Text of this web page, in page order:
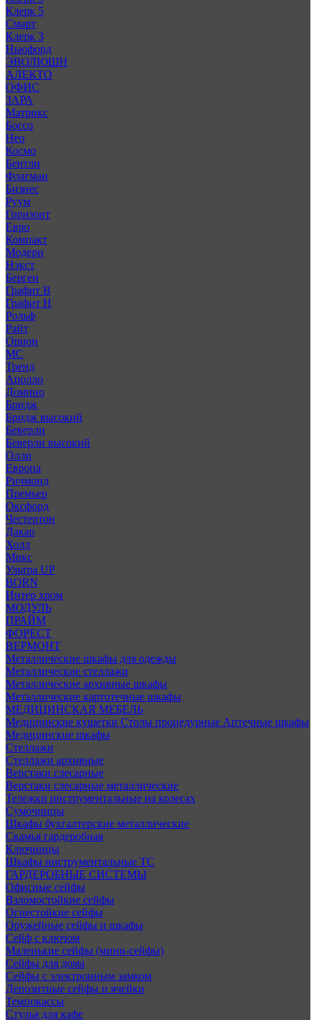
Клерк 5
Смарт
Клерк 3
Ньюфорд
ЭВОЛЮШН
АЛЕКТО
ОФИС
ЗАРА
Матрикс
Боссо
Нео
Космо
Бентли
Флагман
Бизнес
Руум
Горизонт
Евро
Компакт
Модерн
Нэкст
Берген
Графит В
Графит Н
Рольф
Райт
Орион
МС
Тренд
Аполло
Домино
Бридж
Бридж высокий
Беверли
Беверли высокий
Олли
Европа
Ричмонд
Премьер
Оксфорд
Честертон
Дакар
Холл
Микс
Ультра UP
BORN
Интер хром
МОДУЛЬ
ПРАЙМ
ФОРЕСТ
ВЕРМОНТ
Металлические шкафы для одежды
Металлические стеллажи
Металлические архивные шкафы
Металлические картотечные шкафы
МЕДИЦИНСКАЯ МЕБЕЛЬ
Медицинские кушетки Столы процедурные Аптечные шкафы
Медицинские шкафы
Стеллажи
Стеллажи архивные
Верстаки слесарные
Верстаки слесарные металлические
Тележки инструментальные на колесах
Сумочницы
Шкафы бухгалтерские металлические
Скамья гардеробная
Ключницы
Шкафы инструментальные ТС
ГАРДЕРОБНЫЕ СИСТЕМЫ
Офисные сейфы
Взломостойкие сейфы
Огнестойкие сейфы
Оружейные сейфы и шкафы
Сейф с ключом
Маленькие сейфы (мини-сейфы)
Сейфы для дома
Сейфы с электронным замком
Депозитные сейфы и ячейки
Темпокассы
Стулья для кафе